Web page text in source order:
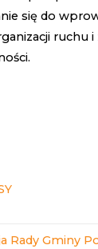
Rady Gminy
się do
ruchu i